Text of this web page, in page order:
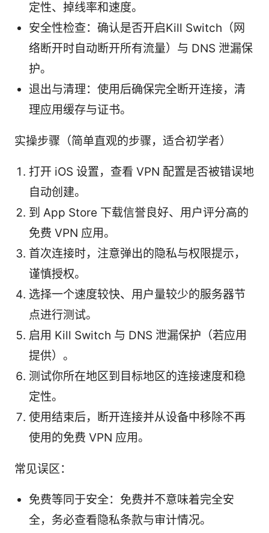
定性、掉线率和速度。
安全性检查：确认是否开启Kill Switch（网
络断开时自动断开所有流量）与 DNS 泄漏保
护。
退出与清理：使用后确保完全断开连接，清
理应用缓存与证书。
实操步骤（简单直观的步骤，适合初学者）
打开 iOS 设置，查看 VPN 配置是否被错误地
自动创建。
到 App Store 下载信誉良好、用户评分高的
免费 VPN 应用。
首次连接时，注意弹出的隐私与权限提示，
谨慎授权。
选择一个速度较快、用户量较少的服务器节
点进行测试。
启用 Kill Switch 与 DNS 泄漏保护（若应用
提供）。
测试你所在地区到目标地区的连接速度和稳
定性。
使用结束后，断开连接并从设备中移除不再
使用的免费 VPN 应用。
常见误区：
免费等同于安全：免费并不意味着完全安
全，务必查看隐私条款与审计情况。